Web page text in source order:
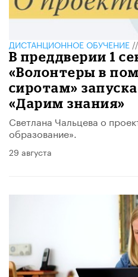
ДИСТАНЦИОННОЕ ОБУЧЕНИЕ //
В преддверии 1
«Волонтеры в
сиротам»
«Дарим знания»
Светлана Чальцева о
образование».
29 августа